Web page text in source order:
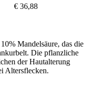
€ 36,88
Mandelsäure, das die
Die pflanzliche
der Hautalterung
Altersflecken.